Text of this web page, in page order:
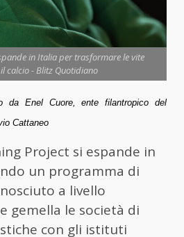
in Italia per trasformare le vite
calcio - Blitz Quotidiano
da Enel Cuore, ente filantropico del
Cattaneo
Project si espande in
un programma di
a livello
gemella le società di
con gli istituti